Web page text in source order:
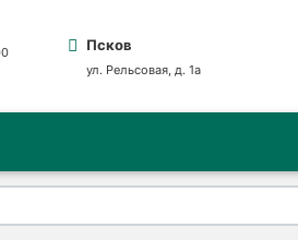
Псков
ул. Рельсовая, д. 1а